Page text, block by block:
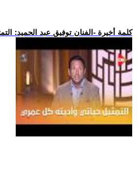
.. كلمة أخيرة -الفنان توفيق عبد الحميد: